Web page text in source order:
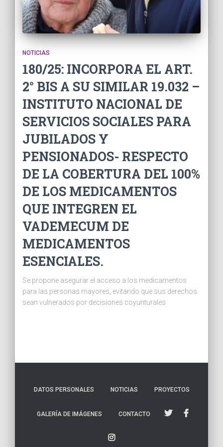
NOTICIAS
180/25: INCORPORA EL ART.
2° BIS A SU SIMILAR 19.032 –
INSTITUTO NACIONAL DE
SERVICIOS SOCIALES PARA
JUBILADOS Y
PENSIONADOS- RESPECTO
DE LA COBERTURA DEL 100%
DE LOS MEDICAMENTOS
QUE INTEGREN EL
VADEMECUM DE
MEDICAMENTOS
ESENCIALES.
Se propone asegurar el acceso a los medicamentos
para las personas mayores, evitando que sus derechos
sean vulnerados por decisiones coyunturales
DATOS PERSONALES NOTICIAS PROYECTOS
GALERÍA DE IMÁGENES CONTACTO